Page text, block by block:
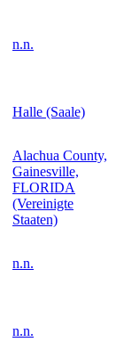
n.n.
Halle (Saale)
Alachua County,
Gainesville,
FLORIDA
(Vereinigte
Staaten)
n.n.
n.n.